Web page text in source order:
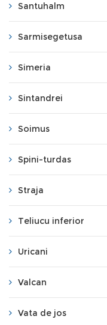
Santuhalm
Sarmisegetusa
Simeria
Sintandrei
Soimus
Spini-turdas
Straja
Teliucu inferior
Uricani
Valcan
Vata de jos